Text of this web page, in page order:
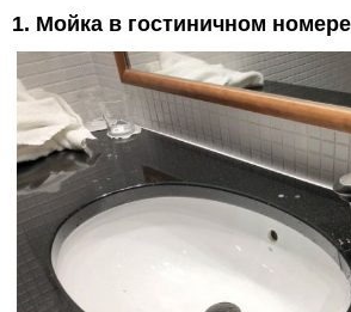
1. Мойка в гостиничном